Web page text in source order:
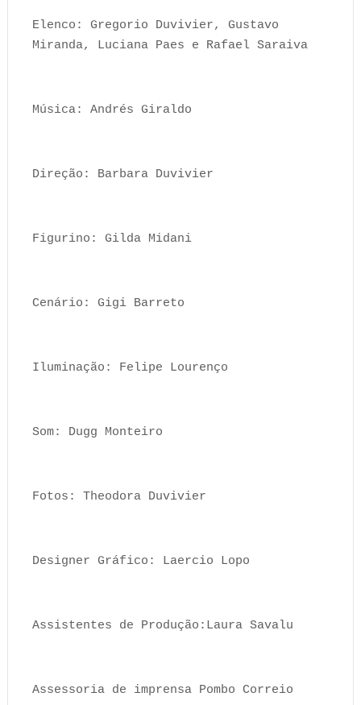
Elenco: Gregorio Duvivier, Gustavo
Miranda, Luciana Paes e Rafael Saraiva
Música: Andrés Giraldo
Direção: Barbara Duvivier
Figurino: Gilda Midani
Cenário: Gigi Barreto
Iluminação: Felipe Lourenço
Som: Dugg Monteiro
Fotos: Theodora Duvivier
Designer Gráfico: Laercio Lopo
Assistentes de Produção:Laura Savalu
Assessoria de imprensa Pombo Correio